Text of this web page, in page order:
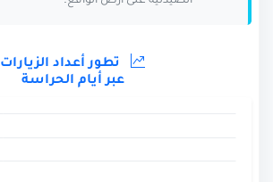
تطور أعداد الزيارات
عبر أيام الحراسة